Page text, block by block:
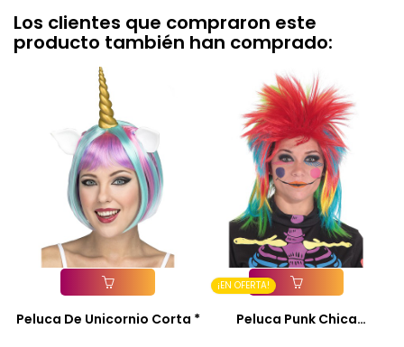
Los clientes que compraron este
producto también han comprado:
Añadir A La Cesta
Peluca De Unicornio Corta *
¡EN OFERTA!
Añadir A La Cesta
Peluca Punk Chica